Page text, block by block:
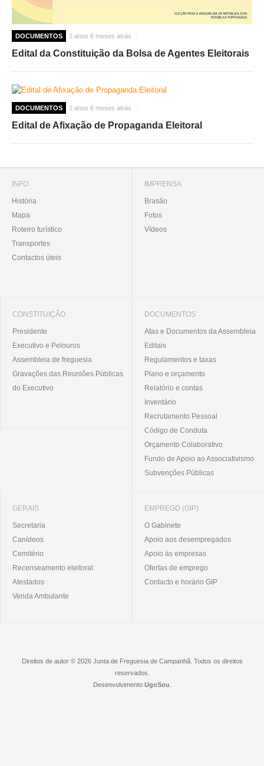
DOCUMENTOS 2 anos 6 meses atrás
Edital da Constituição da Bolsa de Agentes Eleitorais
DOCUMENTOS 2 anos 6 meses atrás
Edital de Afixação de Propaganda Eleitoral
INFO
História
Mapa
Roteiro turístico
Transportes
Contactos úteis
IMPRENSA
Brasão
Fotos
Vídeos
CONSTITUIÇÃO
Presidente
Executivo e Pelouros
Assembleia de freguesia
Gravações das Reuniões Públicas
do Executivo
DOCUMENTOS
Atas e Documentos da Assembleia
Editais
Regulamentos e taxas
Plano e orçamento
Relatório e contas
Inventário
Recrutamento Pessoal
Código de Conduta
Orçamento Colaborativo
Fundo de Apoio ao Associativismo
Subvenções Públicas
GERAIS
Secretaria
Canídeos
Cemitério
Recenseamento eleitoral
Atestados
Venda Ambulante
EMPREGO (GIP)
O Gabinete
Apoio aos desempregados
Apoio às empresas
Ofertas de emprego
Contacto e horário GIP
Direitos de autor © 2026 Junta de Freguesia de Campanhã. Todos os direitos
reservados.
Desenvolvimento UgoSou